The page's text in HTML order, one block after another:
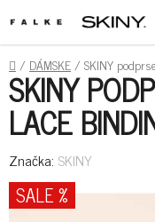
NA
OBSAH
DOMOV
/ DÁMSKE/ SKINY
SKINY
LACE
Značka: SKINY
SALE %